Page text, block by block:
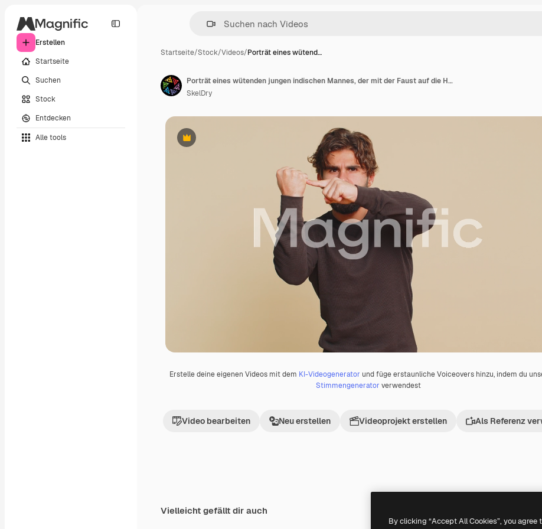
Erstellen
Startseite
Suchen
Stock
Entdecken
Alle tools
Startseite/Stock/Videos/Porträt eines wütend…
Premium
Erstelle deine eigenen Videos mit dem KI-Videogenerator und füge erstaunliche Voiceovers hinzu, indem du
Stimmengenerator verwendest
Video bearbeiten Neu erstellen Videoprojekt erstellen Als Referenz
Porträt eines wütenden jungen indischen Mannes, der mit der Faust auf die Handfläche schlägt und vor beigem Hintergrund eine Kampfgeste zeigt
SkelDry
Vielleicht gefällt dir auch
By clicking “Accept All Cookies”, you